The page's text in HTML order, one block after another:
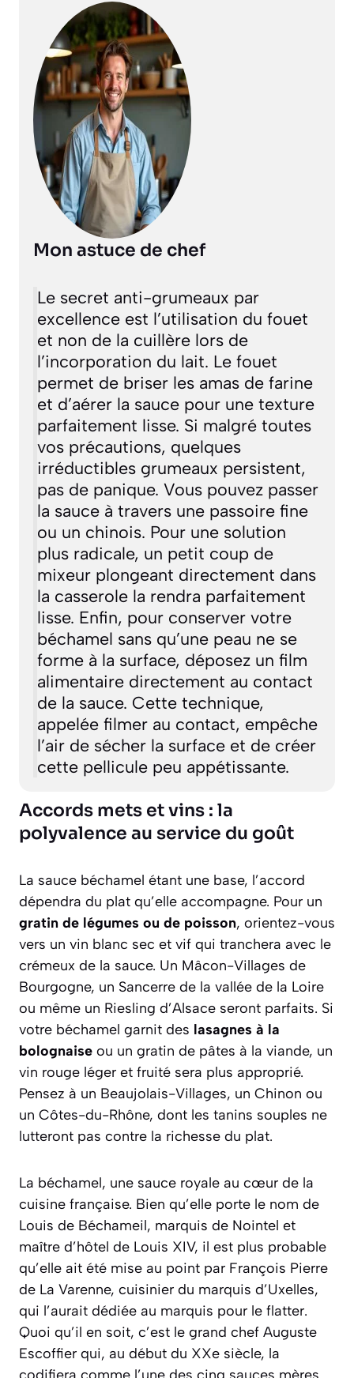
Mon astuce de chef
Le secret anti-grumeaux par
excellence est l’utilisation du fouet
et non de la cuillère lors de
l’incorporation du lait. Le fouet
permet de briser les amas de farine
et d’aérer la sauce pour une texture
parfaitement lisse. Si malgré toutes
vos précautions, quelques
irréductibles grumeaux persistent,
pas de panique. Vous pouvez passer
la sauce à travers une passoire fine
ou un chinois. Pour une solution
plus radicale, un petit coup de
mixeur plongeant directement dans
la casserole la rendra parfaitement
lisse. Enfin, pour conserver votre
béchamel sans qu’une peau ne se
forme à la surface, déposez un film
alimentaire directement au contact
de la sauce. Cette technique,
appelée filmer au contact, empêche
l’air de sécher la surface et de créer
cette pellicule peu appétissante.
Accords mets et vins : la
polyvalence au service du goût
La sauce béchamel étant une base, l’accord
dépendra du plat qu’elle accompagne. Pour un
gratin de légumes ou de poisson, orientez-vous
vers un vin blanc sec et vif qui tranchera avec le
crémeux de la sauce. Un Mâcon-Villages de
Bourgogne, un Sancerre de la vallée de la Loire
ou même un Riesling d’Alsace seront parfaits. Si
votre béchamel garnit des lasagnes à la
bolognaise ou un gratin de pâtes à la viande, un
vin rouge léger et fruité sera plus approprié.
Pensez à un Beaujolais-Villages, un Chinon ou
un Côtes-du-Rhône, dont les tanins souples ne
lutteront pas contre la richesse du plat.
La béchamel, une sauce royale au cœur de la
cuisine française. Bien qu’elle porte le nom de
Louis de Béchameil, marquis de Nointel et
maître d’hôtel de Louis XIV, il est plus probable
qu’elle ait été mise au point par François Pierre
de La Varenne, cuisinier du marquis d’Uxelles,
qui l’aurait dédiée au marquis pour le flatter.
Quoi qu’il en soit, c’est le grand chef Auguste
Escoffier qui, au début du XXe siècle, la